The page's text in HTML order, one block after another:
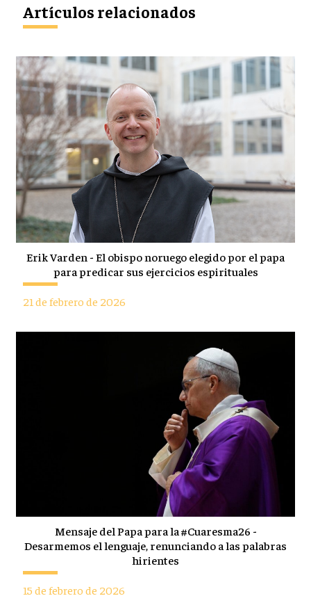
Artículos relacionados
Erik Varden - El obispo noruego elegido por el papa
para predicar sus ejercicios espirituales
21 de febrero de 2026
Mensaje del Papa para la #Cuaresma26 -
Desarmemos el lenguaje, renunciando a las palabras
hirientes
15 de febrero de 2026